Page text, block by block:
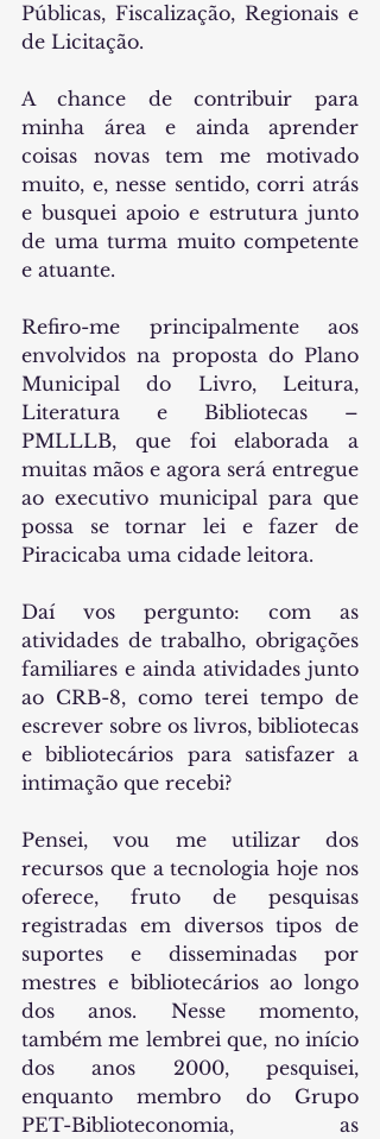
Públicas, Fiscalização, Regionais e
de Licitação.
A chance de contribuir para
minha área e ainda aprender
coisas novas tem me motivado
muito, e, nesse sentido, corri atrás
e busquei apoio e estrutura junto
de uma turma muito competente
e atuante.
Refiro-me principalmente aos
envolvidos na proposta do Plano
Municipal do Livro, Leitura,
Literatura e Bibliotecas –
PMLLLB, que foi elaborada a
muitas mãos e agora será entregue
ao executivo municipal para que
possa se tornar lei e fazer de
Piracicaba uma cidade leitora.
Daí vos pergunto: com as
atividades de trabalho, obrigações
familiares e ainda atividades junto
ao CRB-8, como terei tempo de
escrever sobre os livros, bibliotecas
e bibliotecários para satisfazer a
intimação que recebi?
Pensei, vou me utilizar dos
recursos que a tecnologia hoje nos
oferece, fruto de pesquisas
registradas em diversos tipos de
suportes e disseminadas por
mestres e bibliotecários ao longo
dos anos. Nesse momento,
também me lembrei que, no início
dos anos 2000, pesquisei,
enquanto membro do Grupo
PET-Biblioteconomia, as